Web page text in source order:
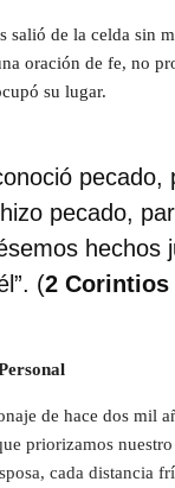
salió de la celda sin
oración de fe, no
su lugar.
pecado,
pecado,
hechos
(2 Corintios
de hace dos mil
priorizamos
cada distancia